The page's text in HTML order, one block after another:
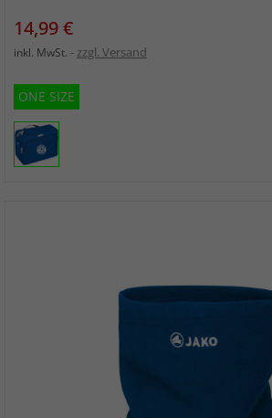
Preis
14,99 €
inkl. MwSt. zzgl. Versand
ONE SIZE